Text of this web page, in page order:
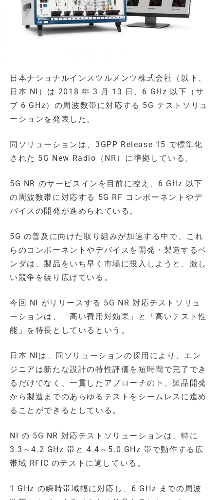
日本ナショナルインスツルメンツ株式会社（以下、
日本 NI）は 2018 年 3 月 13 日、6 GHz 以下（サ
ブ 6 GHz）の周波数帯に対応する 5G テストソリュ
ーションを発表した。
同ソリューションは、3GPP Release 15 で標準化
された 5G New Radio（NR）に準拠している。
5G NR のサービスインを目前に控え、6 GHz 以下
の周波数帯に対応する 5G RF コンポーネントやデ
バイスの開発が進められている。
5G の普及に向けた取り組みが加速する中で、これ
らのコンポーネントやデバイスを開発・製造するベ
ンダは、製品をいち早く市場に投入しようと、激し
い競争を繰り広げている。
今回 NI がリリースする 5G NR 対応テストソリュ
ーションは、「高い費用対効果」と「高いテスト性
能」を特長としているという。
日本 NIは、同ソリューションの採用により、エン
ジニアは新たな設計の特性評価を短時間で完了でき
るだけでなく、一貫したアプローチの下、製品開発
から製造までのあらゆるテストをシームレスに進め
ることができるとしている。
NI の 5G NR 対応テストソリューションは、特に
3.3～4.2 GHz 帯と 4.4～5.0 GHz 帯で動作する広
帯域 RFIC のテストに適している。
1 GHz の瞬時帯域幅に対応し、6 GHz までの周波